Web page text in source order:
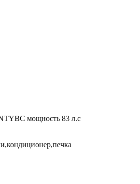
мощность 83 л.с